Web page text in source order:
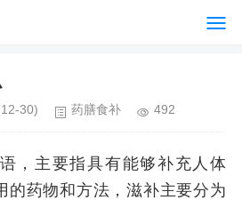
30) 药膳食补 492
，主要指具有能够补充人体
的药物和方法，滋补主要分为